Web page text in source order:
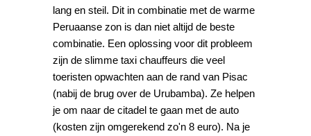
lang en steil. Dit in combinatie met de warme
Peruaanse zon is dan niet altijd de beste
combinatie. Een oplossing voor dit probleem
zijn de slimme taxi chauffeurs die veel
toeristen opwachten aan de rand van Pisac
(nabij de brug over de Urubamba). Ze helpen
je om naar de citadel te gaan met de auto
(kosten zijn omgerekend zo'n 8 euro). Na je